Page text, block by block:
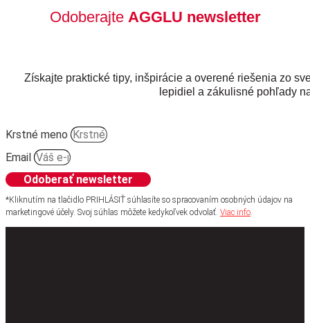
Odoberajte AGGLU newsletter
Získajte praktické tipy, inšpirácie a overené riešenia zo
lepidiel a zákulisné pohľady
Krstné meno
Email
Odoberať newsletter
*Kliknutím na tlačidlo PRIHLÁSIŤ súhlasíte so spracovaním osobných údajov na
marketingové účely. Svoj súhlas môžete kedykoľvek odvolať. Viac info